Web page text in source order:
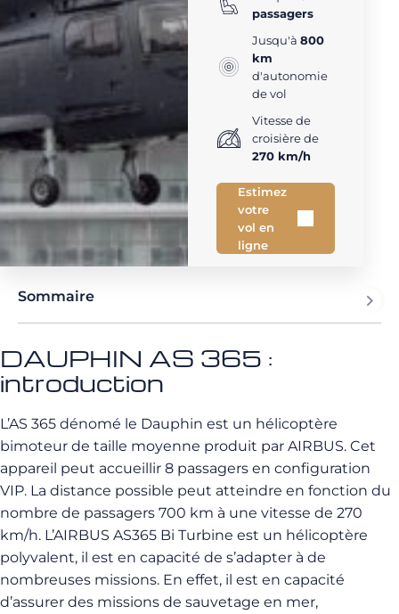
passagers
Jusqu'à 800
km
d'autonomie
de vol
Vitesse de
croisière de
270 km/h
Estimez
votre
vol en
ligne
Sommaire
DAUPHIN AS 365 :
introduction
L’AS 365 dénomé le Dauphin est un hélicoptère
bimoteur de taille moyenne produit par AIRBUS. Cet
appareil peut accueillir 8 passagers en configuration
VIP. La distance possible peut atteindre en fonction du
nombre de passagers 700 km à une vitesse de 270
km/h. L’AIRBUS AS365 Bi Turbine est un hélicoptère
polyvalent, il est en capacité de s’adapter à de
nombreuses missions. En effet, il est en capacité
d’assurer des missions de sauvetage en mer,